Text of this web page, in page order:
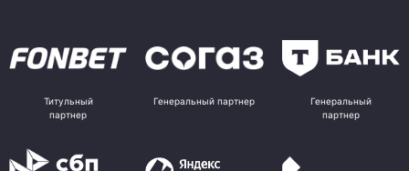
Титульный
партнер
Генеральный партнер
Генеральный
партнер